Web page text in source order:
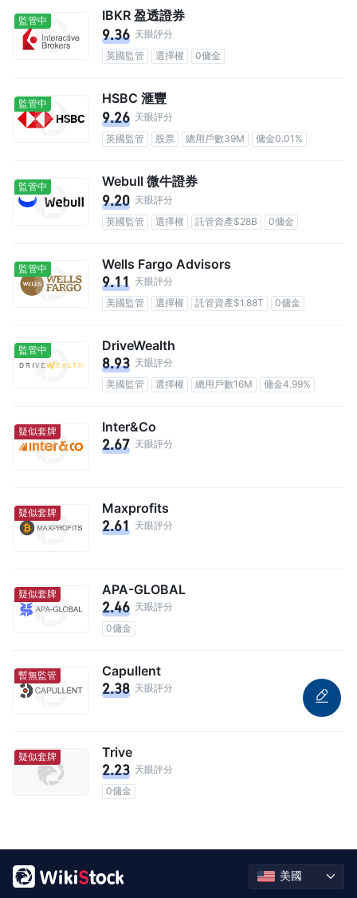
監管中 IBKR 盈透證券
9.36 天眼評分
英國監管
選擇權 0傭金
監管中 HSBC 滙豐
9.26 天眼評分
英國監管
股票 總用戶數39M 傭金0.01%
監管中 Webull 微牛證券
9.20 天眼評分
英國監管
選擇權 託管資產$28B 0傭金
監管中 Wells Fargo Advisors
9.11 天眼評分
美國監管
選擇權 託管資產$1.88T 0傭金
監管中 DriveWealth
8.93 天眼評分
美國監管
選擇權 總用戶數16M 傭金4.99%
疑似套牌 Inter&Co
2.67 天眼評分
疑似套牌 Maxprofits
2.61 天眼評分
疑似套牌 APA-GLOBAL
2.46 天眼評分
0傭金
暫無監管 Capullent
2.38 天眼評分
疑似套牌 Trive
2.23 天眼評分
0傭金
美國